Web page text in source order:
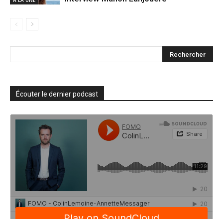
Écouter le dernier podcast